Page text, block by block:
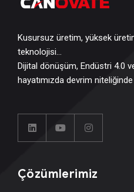
Kusursuz üretim, yüksek
teknolojisi…
Dijital dönüşüm, Endüstri 4.0
hayatımızda devrim
Çözümlerimiz